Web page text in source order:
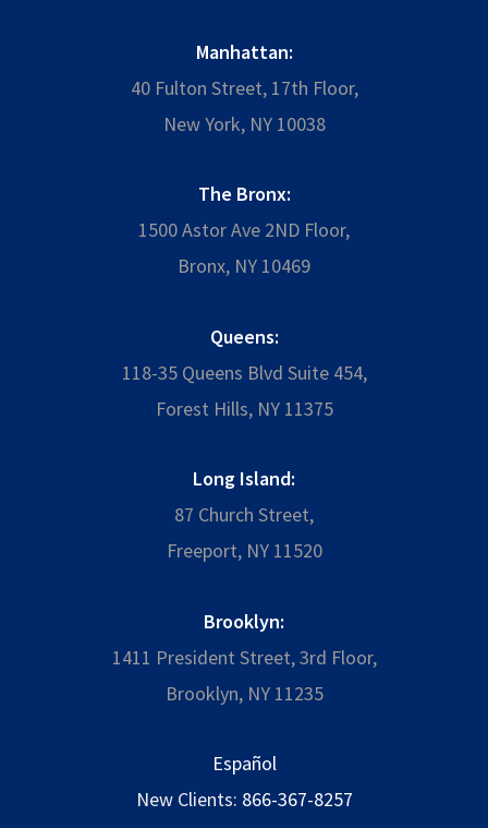
Manhattan:
40 Fulton Street, 17th Floor,
New York, NY 10038
The Bronx:
1500 Astor Ave 2ND Floor,
Bronx, NY 10469
Queens:
118-35 Queens Blvd Suite 454,
Forest Hills, NY 11375
Long Island:
87 Church Street,
Freeport, NY 11520
Brooklyn:
1411 President Street, 3rd Floor,
Brooklyn, NY 11235
Español
New Clients: 866-367-8257